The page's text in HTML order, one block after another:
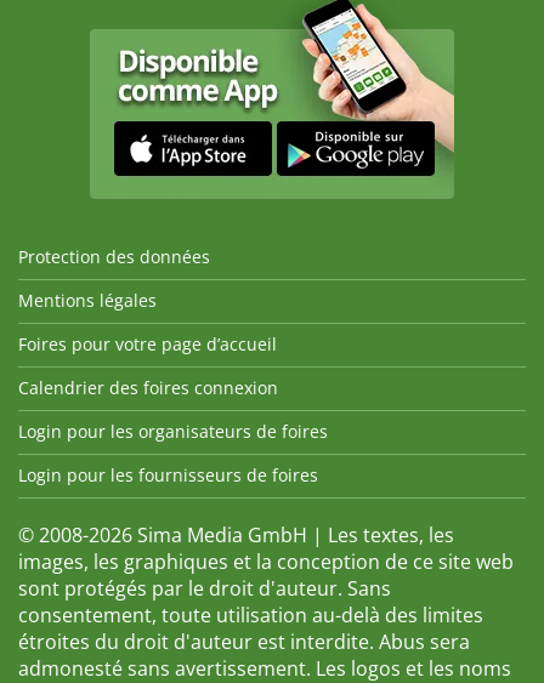
Protection des données
Mentions légales
Foires pour votre page d’accueil
Calendrier des foires connexion
Login pour les organisateurs de foires
Login pour les fournisseurs de foires
© 2008-2026 Sima Media GmbH | Les textes, les
images, les graphiques et la conception de ce site web
sont protégés par le droit d'auteur. Sans
consentement, toute utilisation au-delà des limites
étroites du droit d'auteur est interdite. Abus sera
admonesté sans avertissement. Les logos et les noms